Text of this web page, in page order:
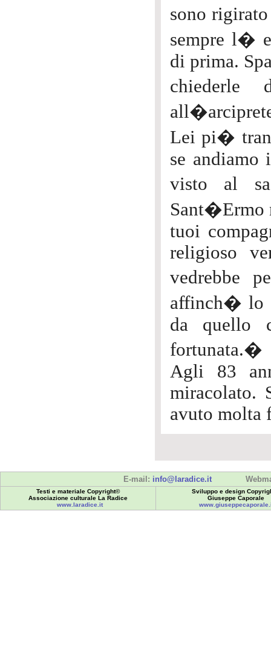
sono
sempre l�
di prima.
chiederle
Lei pi�
se andiamo
visto al
Sant�Ermo
tuoi
religioso
vedrebbe
affinch� lo
da quello
fortunata.�
Agli 83
miracolato.
avuto molta
E-mail: info@laradice.it
Testi e materiale Copyright©
Associazione culturale La Radice
www.laradice.it
Sviluppo e design
Giuseppe Caporale